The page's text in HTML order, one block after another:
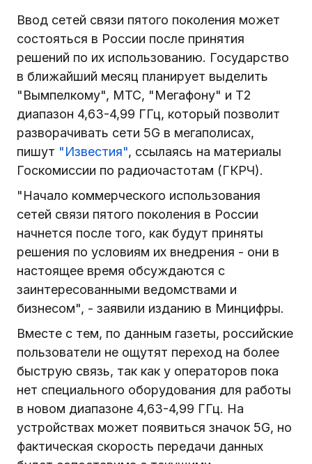
Ввод сетей связи пятого поколения может
состояться в России после принятия
решений по их использованию. Государство
в ближайший месяц планирует выделить
"Вымпелкому", МТС, "Мегафону" и T2
диапазон 4,63-4,99 ГГц, который позволит
разворачивать сети 5G в мегаполисах,
пишут "Известия", ссылаясь на материалы
Госкомиссии по радиочастотам (ГКРЧ).
"Начало коммерческого использования
сетей связи пятого поколения в России
начнется после того, как будут приняты
решения по условиям их внедрения - они в
настоящее время обсуждаются с
заинтересованными ведомствами и
бизнесом", - заявили изданию в Минцифры.
Вместе с тем, по данным газеты, российские
пользователи не ощутят переход на более
быструю связь, так как у операторов пока
нет специального оборудования для работы
в новом диапазоне 4,63-4,99 ГГц. На
устройствах может появиться значок 5G, но
фактическая скорость передачи данных